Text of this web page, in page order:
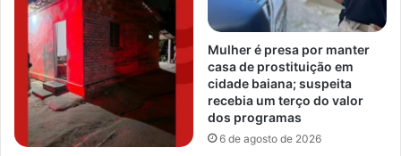
Mulher é presa por manter
casa de prostituição em
cidade baiana; suspeita
recebia um terço do valor
dos programas
6 de agosto de 2026